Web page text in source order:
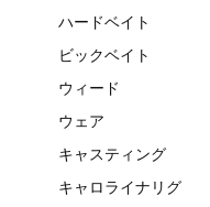
ハードベイト
ビックベイト
ウィード
ウェア
キャスティング
キャロライナリグ